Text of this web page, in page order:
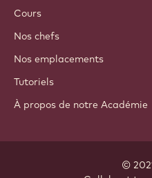
Cours
Nos chefs
Nos emplacements
Tutoriels
À propos de notre Académie
©